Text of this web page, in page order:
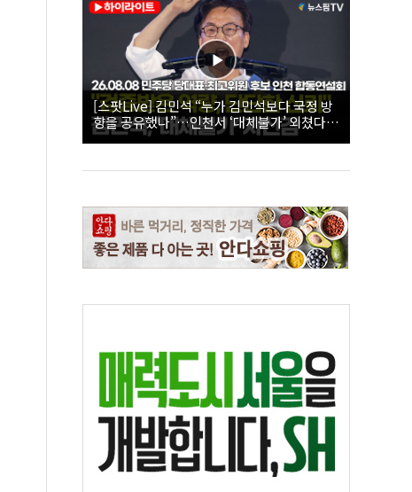
[스팟Live] 김민석 “누가 김민석보다 국정 방
향을 공유했나”…인천서 ‘대체불가’ 외쳤다 |
26.08.08 더불어민주당 당대표·최고위원 후